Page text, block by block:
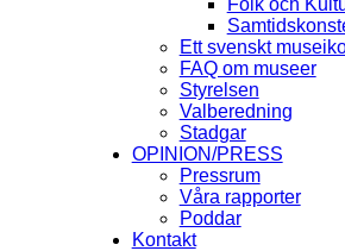
Folk och
Ett svenskt
FAQ om museer
Styrelsen
Valberedning
Stadgar
OPINION/PRESS
Pressrum
Våra rapporter
Poddar
Kontakt